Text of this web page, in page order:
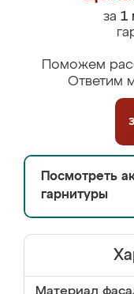
за 1
Поможем
Ответим
Посмотреть
гарнитуры